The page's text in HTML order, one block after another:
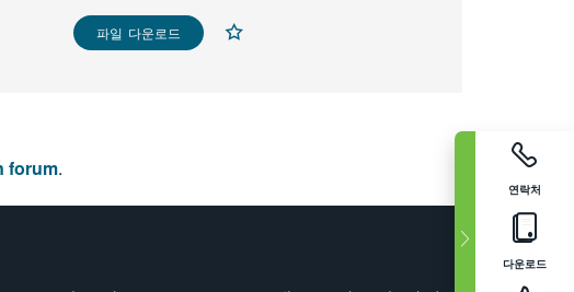
연락처
다운로드
파일 다운로드
forum.